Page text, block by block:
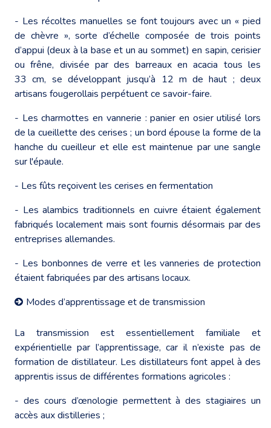
- Les récoltes manuelles se font toujours avec un « pied
de chèvre », sorte d’échelle composée de trois points
d’appui (deux à la base et un au sommet) en sapin, cerisier
ou frêne, divisée par des barreaux en acacia tous les
33 cm, se développant jusqu’à 12 m de haut ; deux
artisans fougerollais perpétuent ce savoir-faire.
- Les charmottes en vannerie : panier en osier utilisé lors
de la cueillette des cerises ; un bord épouse la forme de la
hanche du cueilleur et elle est maintenue par une sangle
sur l'épaule.
- Les fûts reçoivent les cerises en fermentation
- Les alambics traditionnels en cuivre étaient également
fabriqués localement mais sont fournis désormais par des
entreprises allemandes.
- Les bonbonnes de verre et les vanneries de protection
étaient fabriquées par des artisans locaux.
Modes d’apprentissage et de transmission
La transmission est essentiellement familiale et
expérientielle par l’apprentissage, car il n’existe pas de
formation de distillateur. Les distillateurs font appel à des
apprentis issus de différentes formations agricoles :
- des cours d’œnologie permettent à des stagiaires un
accès aux distilleries ;